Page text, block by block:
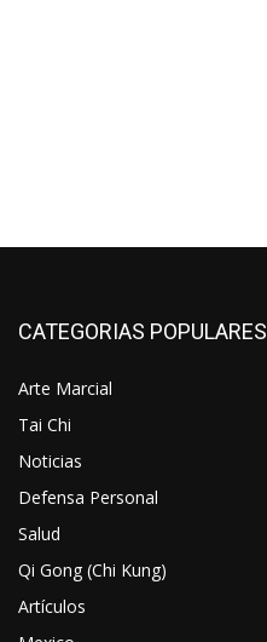
CATEGORIAS POPULARES
Arte Marcial
Tai Chi
Noticias
Defensa Personal
Salud
Qi Gong (Chi Kung)
Artículos